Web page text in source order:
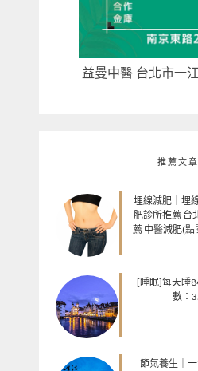
益曼中醫 台北市一
推薦文章
埋線減肥｜埋
肥診所推薦 台
薦 中醫減肥(
[睡眠]每天睡
數：
節氣養生｜